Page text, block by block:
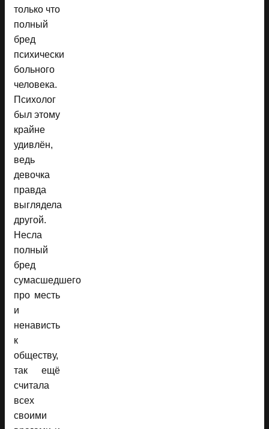
только что
полный
бред
психически
больного
человека.
Психолог
был этому
крайне
удивлён,
ведь
девочка
правда
выглядела
другой.
Несла
полный
бред
сумасшедшего
про месть
и
ненависть
к
обществу,
так ещё
считала
всех
своими